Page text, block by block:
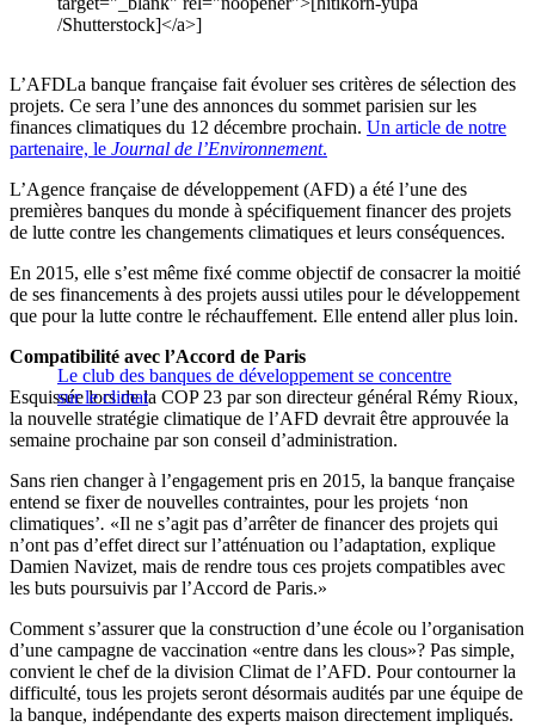
/Shutterstock]</a>]
L’AFDLa banque française fait évoluer ses critères de sélection des
projets. Ce sera l’une des annonces du sommet parisien sur les
finances climatiques du 12 décembre prochain. Un article de notre
partenaire, le Journal de l’Environnement.
L’Agence française de développement (AFD) a été l’une des
premières banques du monde à spécifiquement financer des projets
de lutte contre les changements climatiques et leurs conséquences.
En 2015, elle s’est même fixé comme objectif de consacrer la moitié
de ses financements à des projets aussi utiles pour le développement
que pour la lutte contre le réchauffement. Elle entend aller plus loin.
Le club des banques de développement se concentre
sur le climat
Compatibilité avec l’Accord de Paris
Esquissée lors de la COP 23 par son directeur général Rémy Rioux,
la nouvelle stratégie climatique de l’AFD devrait être approuvée la
semaine prochaine par son conseil d’administration.
Sans rien changer à l’engagement pris en 2015, la banque française
entend se fixer de nouvelles contraintes, pour les projets ‘non
climatiques’. «Il ne s’agit pas d’arrêter de financer des projets qui
n’ont pas d’effet direct sur l’atténuation ou l’adaptation, explique
Damien Navizet, mais de rendre tous ces projets compatibles avec
les buts poursuivis par l’Accord de Paris.»
Comment s’assurer que la construction d’une école ou l’organisation
d’une campagne de vaccination «entre dans les clous»? Pas simple,
convient le chef de la division Climat de l’AFD. Pour contourner la
difficulté, tous les projets seront désormais audités par une équipe de
la banque, indépendante des experts maison directement impliqués.